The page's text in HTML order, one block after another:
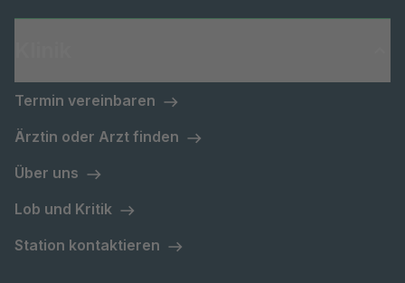
Termin vereinbaren
Ärztin oder Arzt finden
Über uns
Lob und Kritik
Station kontaktieren